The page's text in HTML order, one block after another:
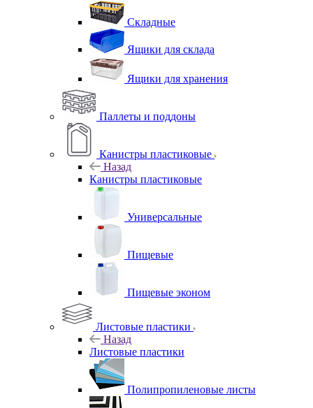
Складные
Ящики для склада
Ящики для хранения
Паллеты и поддоны
Канистры пластиковые
Назад
Канистры пластиковые
Универсальные
Пищевые
Пищевые эконом
Листовые пластики
Назад
Листовые пластики
Полипропиленовые листы